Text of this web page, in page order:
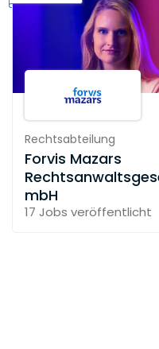
Rechtsabteilung
Forvis Mazars
mbH
17 Jobs veröffentlicht